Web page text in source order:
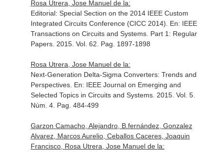
Rosa Utrera, Jose Manuel de la:
Editorial: Special Section on the 2014 IEEE Custom
Integrated Circuits Conference (CICC 2014). En: IEEE
Transactions on Circuits and Systems. Part 1: Regular
Papers. 2015. Vol. 62. Pag. 1897-1898
Rosa Utrera, Jose Manuel de la:
Next-Generation Delta-Sigma Converters: Trends and
Perspectives. En: IEEE Journal on Emerging and
Selected Topics in Circuits and Systems. 2015. Vol. 5.
Núm. 4. Pag. 484-499
Garzon Camacho, Alejandro, B.fernández, Gonzalez
Alvarez, Marcos Aurelio, Ceballos Caceres, Joaquin
Francisco, Rosa Utrera, Jose Manuel de la: